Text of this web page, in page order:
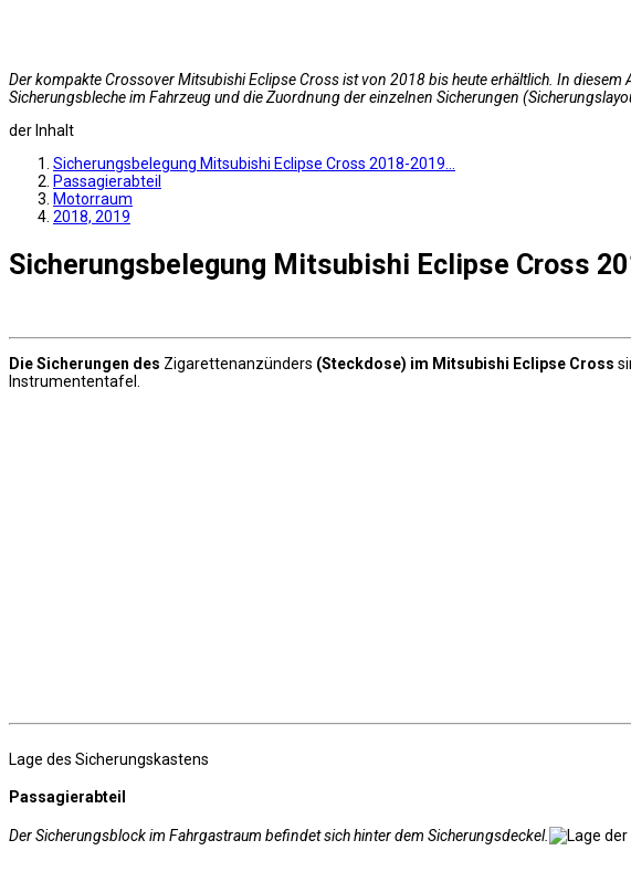
Der kompakte Crossover Mitsubishi Eclipse Cross ist von 2018 bis heute erhältlich. In
Sicherungsbleche im Fahrzeug und die Zuordnung der einzelnen Sicherungen
der Inhalt
Sicherungsbelegung Mitsubishi Eclipse Cross 2018-2019…
Passagierabteil
Motorraum
2018, 2019
Sicherungsbelegung Mitsubishi Eclipse Cross
Die Sicherungen des Zigarettenanzünders (Steckdose) im Mitsubishi Eclipse Cross
Instrumententafel.
Lage des Sicherungskastens
Passagierabteil
Der Sicherungsblock im Fahrgastraum befindet sich hinter dem Sicherungsdeckel.